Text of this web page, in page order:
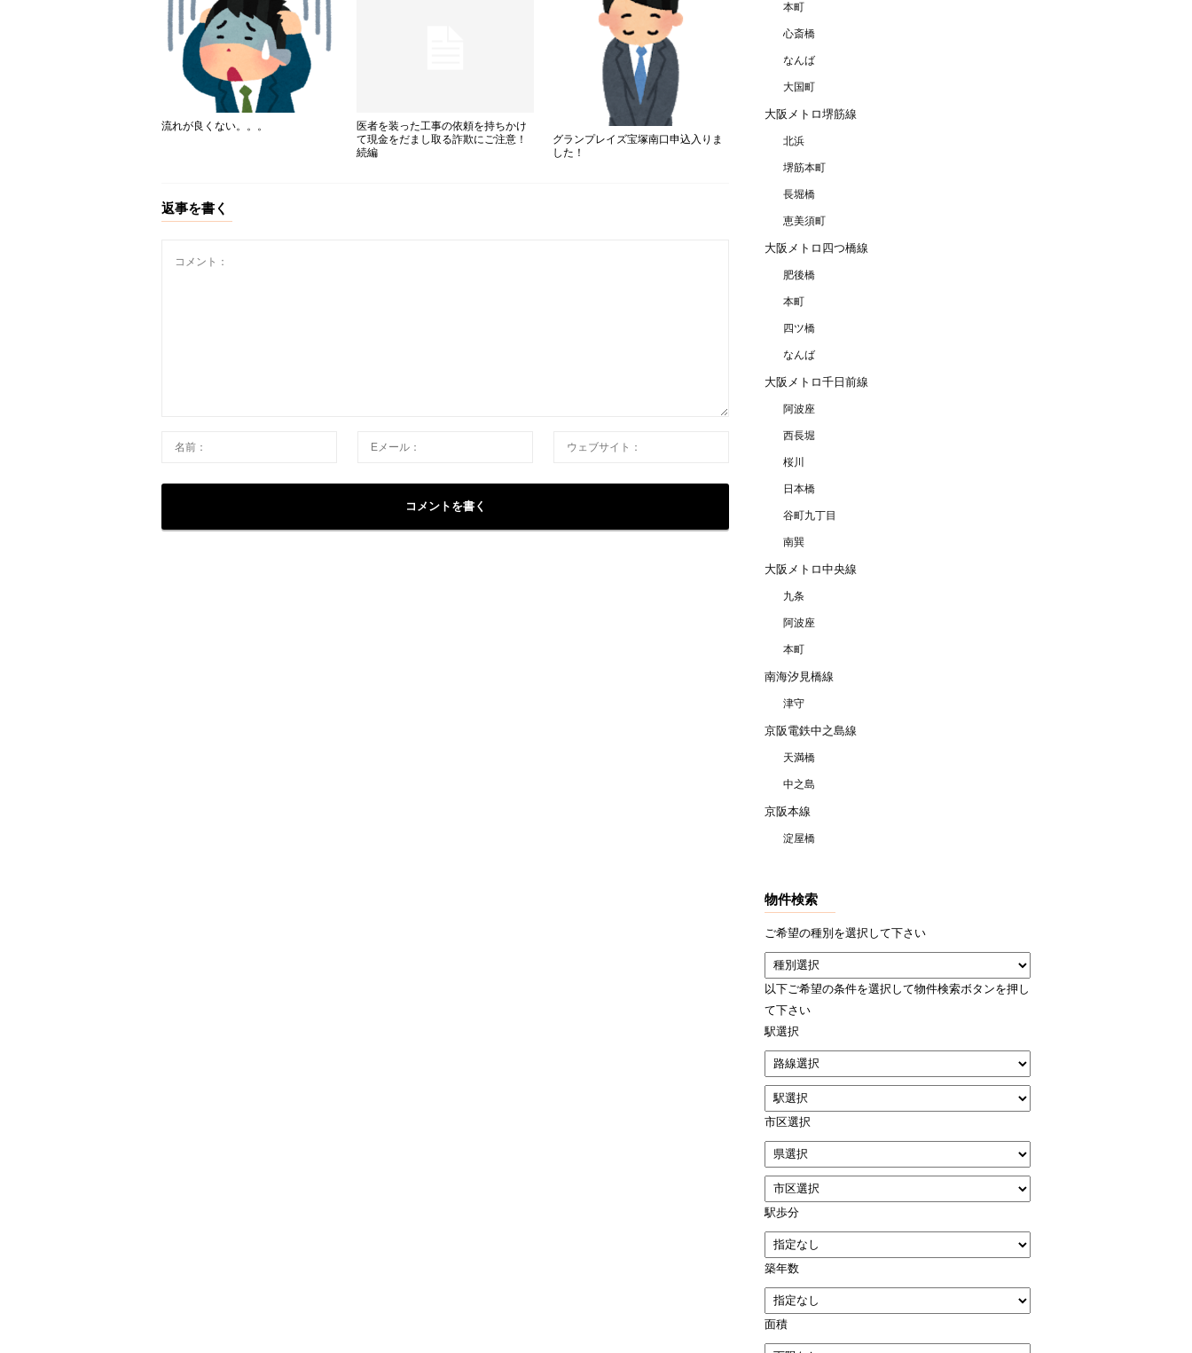
流れが良くない。。。
医者を装った工事の依頼を持ちかけ
て現金をだまし取る詐欺にご注意！
続編
グランプレイズ宝塚南口申込入りま
した！
返事を書く
本町
心斎橋
なんば
大国町
大阪メトロ堺筋線
北浜
堺筋本町
長堀橋
恵美須町
大阪メトロ四つ橋線
肥後橋
本町
四ツ橋
なんば
大阪メトロ千日前線
阿波座
西長堀
桜川
日本橋
谷町九丁目
南巽
大阪メトロ中央線
九条
阿波座
本町
南海汐見橋線
津守
京阪電鉄中之島線
天満橋
中之島
京阪本線
淀屋橋
物件検索
ご希望の種別を選択して下さい
以下ご希望の条件を選択して物件検索ボタンを押し
て下さい
駅選択
市区選択
駅歩分
築年数
面積